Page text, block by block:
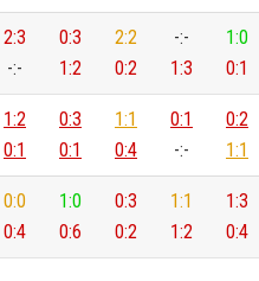
2:3
-:-
0:3
1:2
2:2
0:2
-:-
1:3
1:0
0:1
1:2
0:1
0:3
0:1
1:1
0:4
0:1
-:-
0:2
1:1
0:0
0:4
1:0
0:6
0:3
0:2
1:1
1:2
1:3
0:4